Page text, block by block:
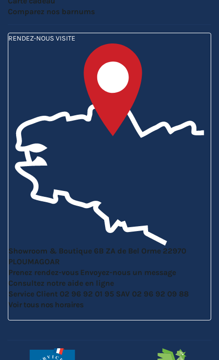
Comparez nos barnums
RENDEZ-NOUS VISITE
Showroom & Boutique 6B ZA de Bel Orme 22970
PLOUMAGOAR
Prenez rendez-vous Envoyez-nous un message
Consultez notre aide en ligne
Service Client 02 96 92 01 95 SAV 02 96 92 09 88
Voir tous nos horaires